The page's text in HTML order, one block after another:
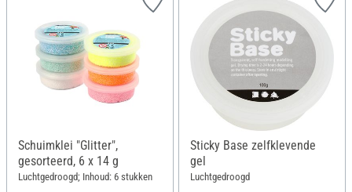
Schuimklei "Glitter",
gesorteerd, 6 x 14 g
Luchtgedroogd; Inhoud: 6 stukken
Sticky Base zelfklevende
gel
Luchtgedroogd